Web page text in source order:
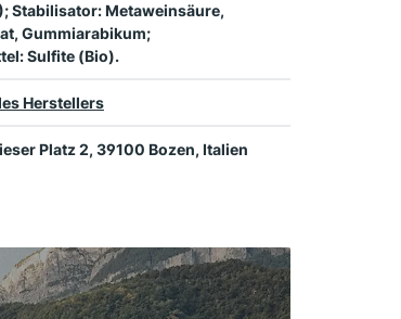
Stabilisator: Metaweinsäure,
Gummiarabikum;
Sulfite (Bio).
Herstellers
Platz 2, 39100 Bozen, Italien